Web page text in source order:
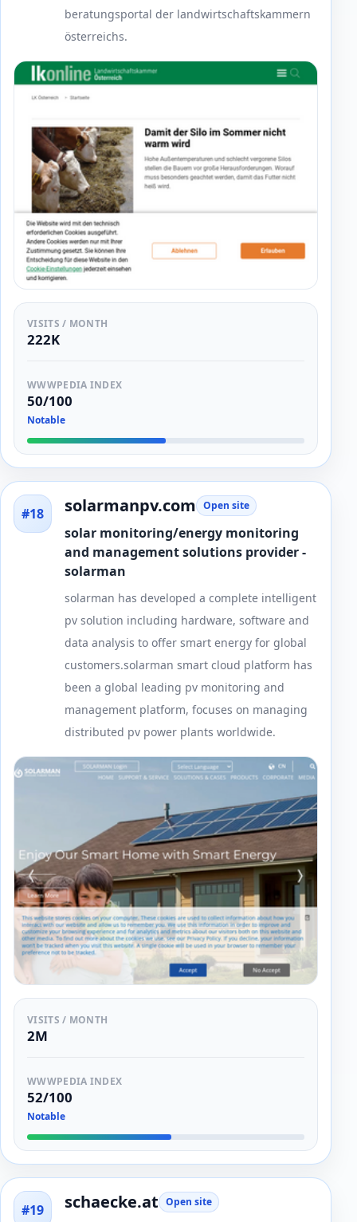
beratungsportal der landwirtschaftskammern
österreichs.
VISITS / MONTH
222K
WWWPEDIA INDEX
50/100
Notable
#18 solarmanpv.com Open site
solar monitoring/energy monitoring
and management solutions provider -
solarman
solarman has developed a complete intelligent
pv solution including hardware, software and
data analysis to offer smart energy for global
customers.solarman smart cloud platform has
been a global leading pv monitoring and
management platform, focuses on managing
distributed pv power plants worldwide.
VISITS / MONTH
2M
WWWPEDIA INDEX
52/100
Notable
#19 schaecke.at Open site